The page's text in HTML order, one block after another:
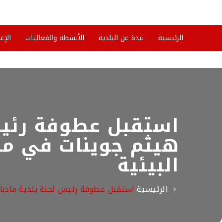
الرئيسية نبذة عن البلدية الأنشطة والفعاليات
استقبل عطوفة
هيثم جوينات في
البيئية
الرئيسية استقبل عطوفة رئيس لجنة بلدية